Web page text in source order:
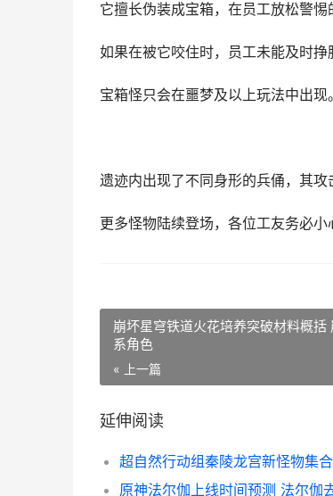
它擅长伪装成宝箱，在员工放松警惕
如果在被它咬住时，员工未能及时挣
宝箱怪只会在噩梦及以上玩法中出现。
遗迹内出现了不同身形的兵俑，其攻
更多怪物陆续登场，各位工友务必小
崩坏星穹铁道火花培养突破材料概括
系角色
« 上一篇
延伸阅读
原神法尔伽上线时间预测 法尔伽